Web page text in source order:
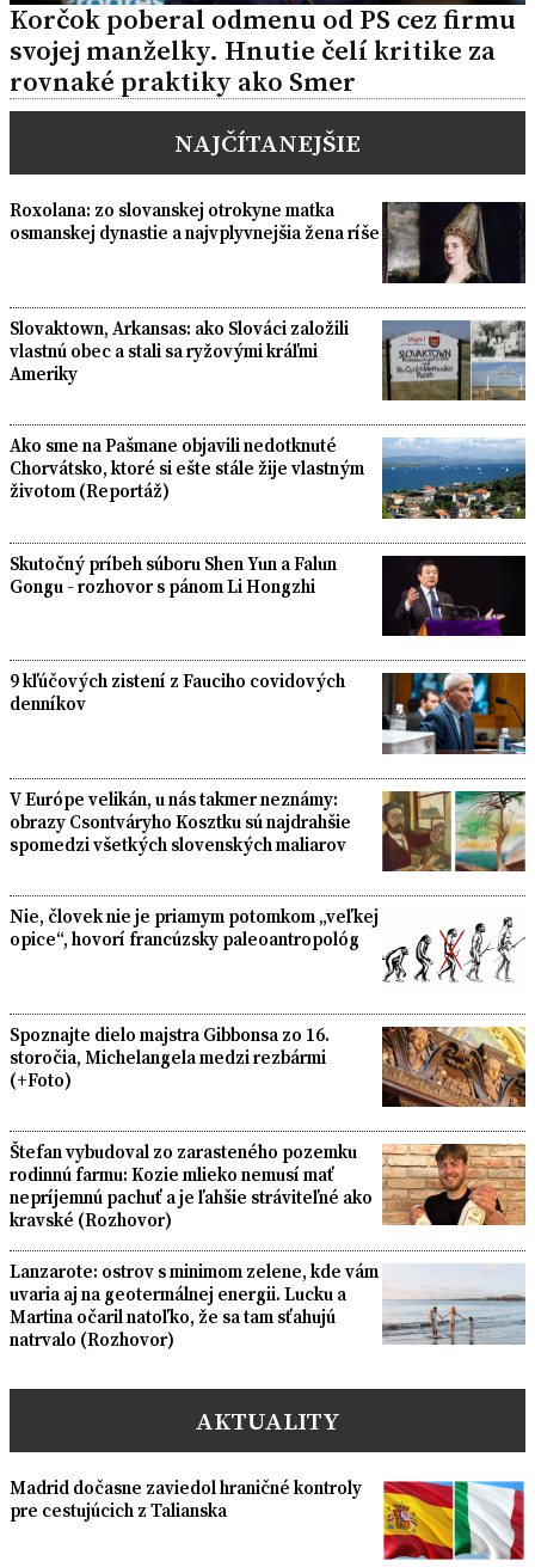
Korčok poberal odmenu od PS cez firmu
svojej manželky. Hnutie čelí kritike za
rovnaké praktiky ako Smer
NAJČÍTANEJŠIE
Roxolana: zo slovanskej otrokyne matka
osmanskej dynastie a najvplyvnejšia žena ríše
Slovaktown, Arkansas: ako Slováci založili
vlastnú obec a stali sa ryžovými kráľmi
Ameriky
Ako sme na Pašmane objavili nedotknuté
Chorvátsko, ktoré si ešte stále žije vlastným
životom (Reportáž)
Skutočný príbeh súboru Shen Yun a Falun
Gongu - rozhovor s pánom Li Hongzhi
9 kľúčových zistení z Fauciho covidových
denníkov
V Európe velikán, u nás takmer neznámy:
obrazy Csontváryho Kosztku sú najdrahšie
spomedzi všetkých slovenských maliarov
Nie, človek nie je priamym potomkom „veľkej
opice“, hovorí francúzsky paleoantropológ
Spoznajte dielo majstra Gibbonsa zo 16.
storočia, Michelangela medzi rezbármi
(+Foto)
Štefan vybudoval zo zarasteného pozemku
rodinnú farmu: Kozie mlieko nemusí mať
nepríjemnú pachuť a je ľahšie stráviteľné ako
kravské (Rozhovor)
Lanzarote: ostrov s minimom zelene, kde vám
uvaria aj na geotermálnej energii. Lucku a
Martina očaril natoľko, že sa tam sťahujú
natrvalo (Rozhovor)
AKTUALITY
Madrid dočasne zaviedol hraničné kontroly
pre cestujúcich z Talianska